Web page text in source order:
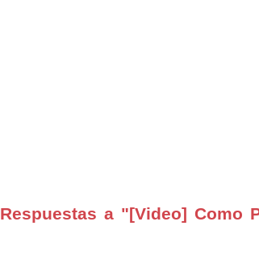
Respuestas a "[Video] Como